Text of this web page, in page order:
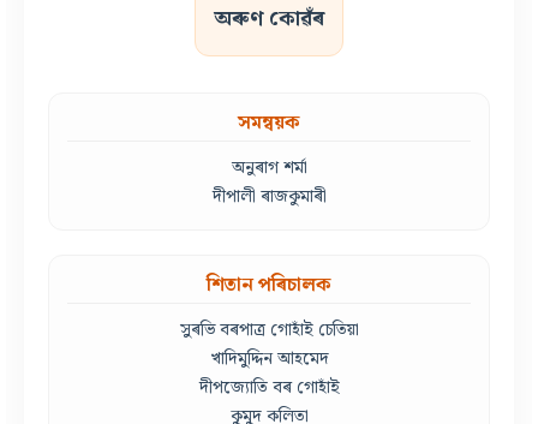
অৰুণ কোৱঁৰ
সমন্বয়ক
অনুৰাগ শৰ্মা
দীপালী ৰাজকুমাৰী
শিতান পৰিচালক
সুৰভি বৰপাত্ৰ গোহাঁই চেতিয়া
খাদিমুদ্দিন আহমেদ
দীপজ্যোতি বৰ গোহাঁই
কুমুদ কলিতা